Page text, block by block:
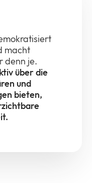
macht
denn je.
über die
und
bieten,